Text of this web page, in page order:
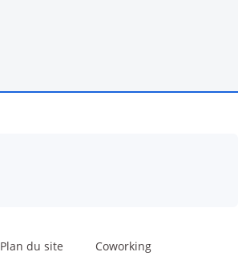
Plan du site Coworking